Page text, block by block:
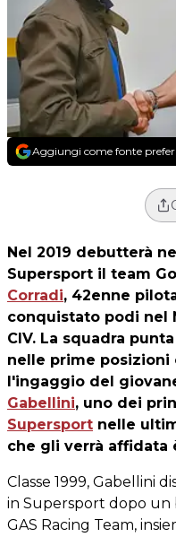
Aggiungi come fonte
Nel 2019 debutterà
Supersport il team
Corradi, 42enne
conquistato podi nel
CIV. La squadra
nelle prime posizioni
l'ingaggio del
Gabellini, uno dei
Supersport nelle
che gli verrà affidata
Classe 1999, Gabellini
in Supersport dopo un
GAS Racing Team,